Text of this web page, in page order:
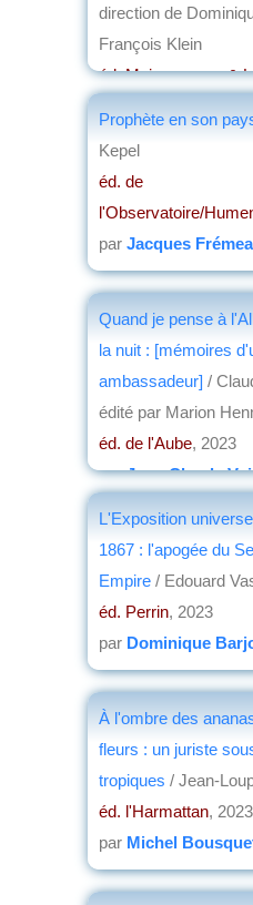
direction de
François Klein
éd. Maisonneuve &
Prophète en son
Kepel
éd. de
l'Observatoire/
par Jacques
Quand je pense à
la nuit : [mémoires
ambassadeur] /
édité par Marion
éd. de l'Aube, 2023
parJean-Claude
L'Exposition
1867 : l'apogée du
Empire / Edouard
éd. Perrin, 2023
par Dominique
À l'ombre des
fleurs : un juriste
tropiques / Jean-
éd. l'Harmattan, 2023
par Michel